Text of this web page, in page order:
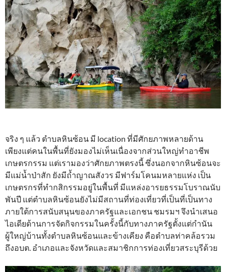
จริง ๆ แล้ว ตำบลหินซ้อน มี location ที่มีศักยภาพหลายด้าน
เพียงแต่คนในพื้นที่ยังมองไม่เห็นเนื่องจากส่วนใหญ่ทำอาชีพ
เกษตรกรรม แต่เรามองว่าศักยภาพตรงนี้ ซึ่งนอกจากหินซ้อนจะ
มีแม่น้ำป่าสัก ยังมีถ้ำญาณสังวร มีฟาร์มโคนมหลายแห่ง เป็น
เกษตรกรที่ทํากสิกรรมอยู่ในพื้นที่ มีแหล่งอารยธรรมโบราณนับ
พันปี แต่ตําบลหินซ้อนยังไม่มีสถานที่ท่องเที่ยวที่เป็นที่เป็นทาง
ภายใต้การสนับสนุนของภาครัฐและเอกชน ชมรมฯ จึงนำเสนอ
ไอเดียด้านการจัดกิจกรรมในครั้งนี้กับทางภาครัฐตั้งแต่กํานัน
ผู้ใหญ่บ้านทั้งตําบลหินซ้อนและข้างเคียง คือตําบลท่าคล้อรวม
ถึงอบต. อําเภอและจังหวัดและสมาชิกการท่องเที่ยวสระบุรีด้วย